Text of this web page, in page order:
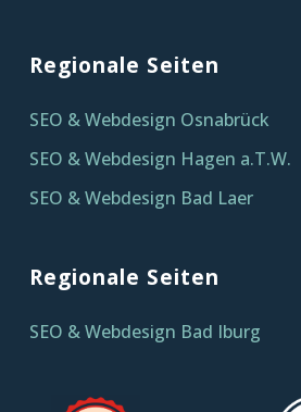
Regionale Seiten
SEO & Webdesign Osnabrück
SEO & Webdesign Hagen a.T.W.
SEO & Webdesign Bad Laer
Regionale Seiten
SEO & Webdesign Bad Iburg